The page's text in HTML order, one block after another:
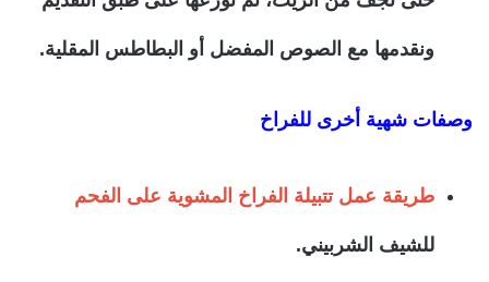
ونقدمها مع الصوص المفضل أو البطاطس المقلية.
وصفات شهية أخرى للفراخ
طريقة عمل تتبيلة الفراخ المشوية على الفحم
للشيف الشربيني.